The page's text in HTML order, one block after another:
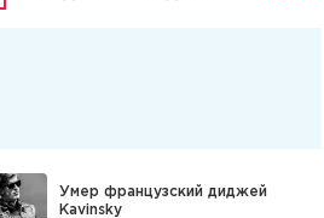
Умер французский диджей
Kavinsky